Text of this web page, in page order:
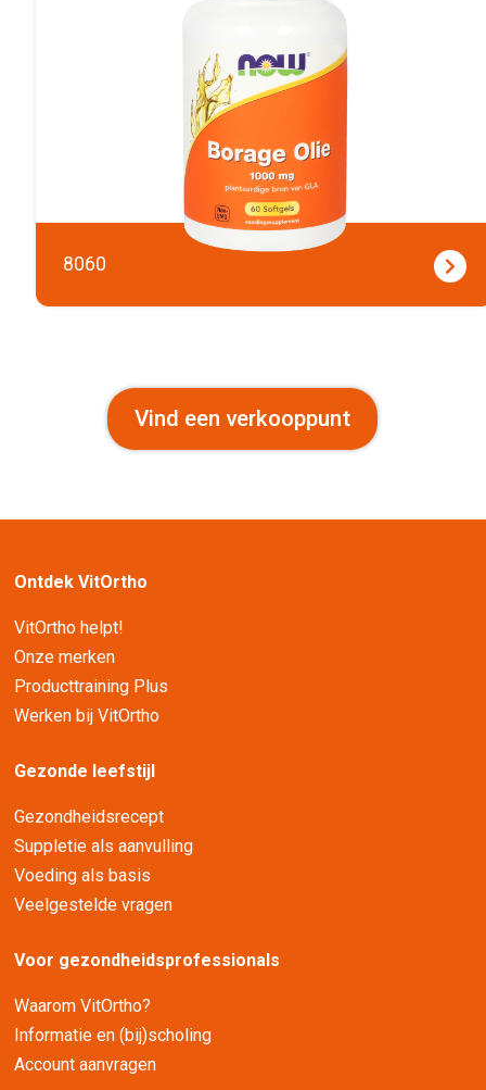
8060
Vind een verkooppunt
Ontdek VitOrtho
VitOrtho helpt!
Onze merken
Producttraining Plus
Werken bij VitOrtho
Gezonde leefstijl
Gezondheidsrecept
Suppletie als aanvulling
Voeding als basis
Veelgestelde vragen
Voor gezondheidsprofessionals
Waarom VitOrtho?
Informatie en (bij)scholing
Account aanvragen